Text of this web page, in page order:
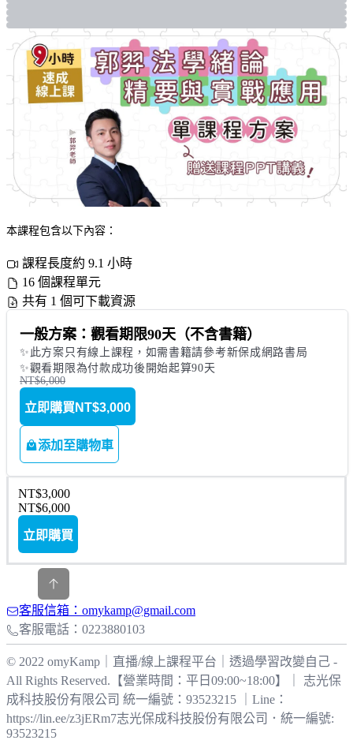
本課程包含以下內容：
課程長度約 9.1 小時
16 個課程單元
共有 1 個可下載資源
一般方案：觀看期限90天（不含書籍）
✨此方案只有線上課程，如需書籍請參考新保成網路書局
✨觀看期限為付款成功後開始起算90天
NT$6,000
立即購買 NT$3,000
添加至購物車
NT$3,000
NT$6,000
立即購買
客服信箱：omykamp@gmail.com
客服電話：0223880103
© 2022 omyKamp｜直播/線上課程平台｜透過學習改變自己 -
All Rights Reserved.【營業時間：平日09:00~18:00】｜ 志光保
成科技股份有限公司 統一編號：93523215 ｜Line：
https://lin.ee/z3jERm7志光保成科技股份有限公司 ． 統一編號:
93523215